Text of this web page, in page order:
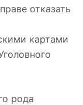
отказать
картами
рода